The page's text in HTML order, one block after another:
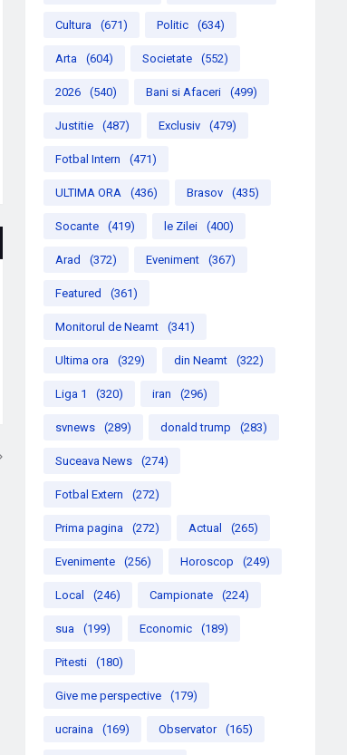
Cultura (671) Politic (634)
Arta (604) Societate (552)
2026 (540) Bani si Afaceri (499)
Justitie (487) Exclusiv (479)
Fotbal Intern (471)
ULTIMA ORA (436) Brasov (435)
Socante (419) le Zilei (400)
Arad (372) Eveniment (367)
Featured (361)
Monitorul de Neamt (341)
Ultima ora (329) din Neamt (322)
Liga 1 (320) iran (296)
svnews (289) donald trump (283)
Suceava News (274)
Fotbal Extern (272)
Prima pagina (272) Actual (265)
Evenimente (256) Horoscop (249)
Local (246) Campionate (224)
sua (199) Economic (189)
Pitesti (180)
Give me perspective (179)
ucraina (169) Observator (165)